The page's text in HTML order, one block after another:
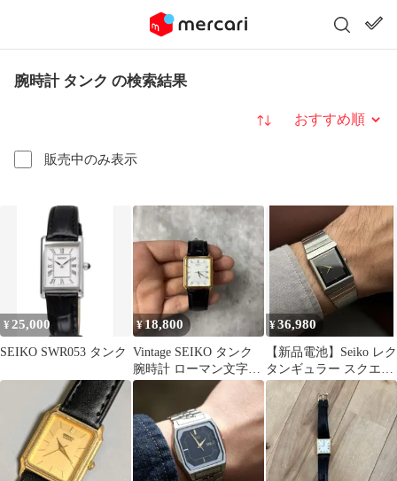
腕時計 タンク の検索結果
販売中のみ表示
並び替え
¥ 25,000
SEIKO SWR053 タンク
¥18,800
Vintage SEIKO タンク
腕時計 ローマン文字盤
ゴールドケース
¥36,980
【新品電池】Seiko レク
タンギュラー スクエア
ヴィンテージ tank 美品